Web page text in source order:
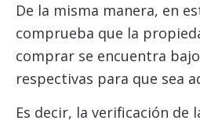
De la misma manera, en
comprueba que la
comprar se encuentra
respectivas para que sea
Es decir, la verificación de